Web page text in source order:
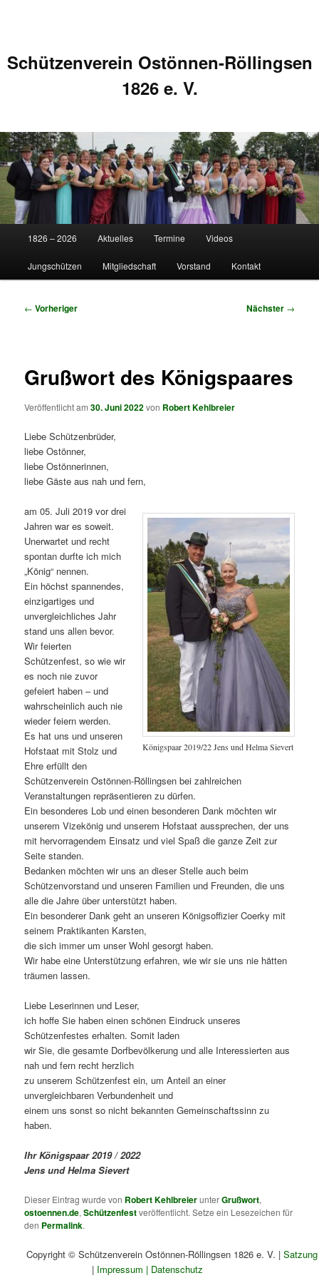
Schützenverein Ostönnen-Röllingsen
1826 e. V.
Zum
primären
Zum
sekundären
1826 – 2026 Aktuelles Termine Videos
Jungschützen Mitgliedschaft Vorstand Kontakt
Beitragsnavigation
← Vorheriger Nächster →
Grußwort des Königspaares
Veröffentlicht am30. Juni 2022von Robert Kehlbreier
Liebe Schützenbrüder,
liebe Ostönner,
liebe Ostönnerinnen,
liebe Gäste aus nah und fern,
Königspaar 2019/22 Jens und Helma Sievert
am 05. Juli 2019 vor drei
Jahren war es soweit.
Unerwartet und recht
spontan durfte ich mich
„König“ nennen.
Ein höchst spannendes,
einzigartiges und
unvergleichliches Jahr
stand uns allen bevor.
Wir feierten
Schützenfest, so wie wir
es noch nie zuvor
gefeiert haben – und
wahrscheinlich auch nie
wieder feiern werden.
Es hat uns und unseren
Hofstaat mit Stolz und
Ehre erfüllt den
Schützenverein Ostönnen-Röllingsen bei zahlreichen
Veranstaltungen repräsentieren zu dürfen.
Ein besonderes Lob und einen besonderen Dank möchten wir
unserem Vizekönig und unserem Hofstaat aussprechen, der uns
mit hervorragendem Einsatz und viel Spaß die ganze Zeit zur
Seite standen.
Bedanken möchten wir uns an dieser Stelle auch beim
Schützenvorstand und unseren Familien und Freunden, die uns
alle die Jahre über unterstützt haben.
Ein besonderer Dank geht an unseren Königsoffizier Coerky mit
seinem Praktikanten Karsten,
die sich immer um unser Wohl gesorgt haben.
Wir habe eine Unterstützung erfahren, wie wir sie uns nie hätten
träumen lassen.
Liebe Leserinnen und Leser,
ich hoffe Sie haben einen schönen Eindruck unseres
Schützenfestes erhalten. Somit laden
wir Sie, die gesamte Dorfbevölkerung und alle Interessierten aus
nah und fern recht herzlich
zu unserem Schützenfest ein, um Anteil an einer
unvergleichbaren Verbundenheit und
einem uns sonst so nicht bekannten Gemeinschaftssinn zu
haben.
Ihr Königspaar 2019 / 2022
Jens und Helma Sievert
Dieser Eintrag wurde von Robert KehlbreierunterGrußwort,
ostoennen.de,Schützenfestveröffentlicht. Setze ein Lesezeichen für
den Permalink.
Copyright © Schützenverein Ostönnen-Röllingsen 1826 e. V. | Satzung
| Impressum | Datenschutz